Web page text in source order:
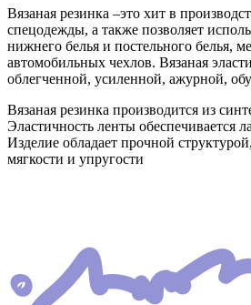
Вязаная резинка –это хит в
спецодежды, а также позволяет
нижнего белья и постельного белья,
автомобильных чехлов. Вязаная
облегченной, усиленной, ажурной,
Вязаная резинка производится из
Эластичность ленты обеспечивается
Изделие обладает прочной
мягкости и упругости